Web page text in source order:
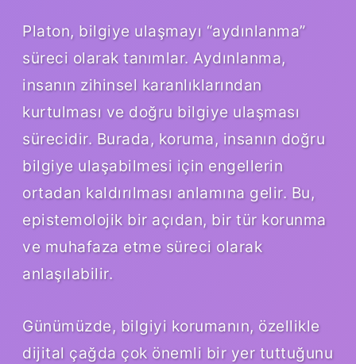
Platon, bilgiye ulaşmayı “aydınlanma”
süreci olarak tanımlar. Aydınlanma,
insanın zihinsel karanlıklarından
kurtulması ve doğru bilgiye ulaşması
sürecidir. Burada, koruma, insanın doğru
bilgiye ulaşabilmesi için engellerin
ortadan kaldırılması anlamına gelir. Bu,
epistemolojik bir açıdan, bir tür korunma
ve muhafaza etme süreci olarak
anlaşılabilir.
Günümüzde, bilgiyi korumanın, özellikle
dijital çağda çok önemli bir yer tuttuğunu